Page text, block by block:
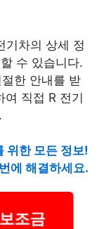
기차의 상세 정
수 있습니다.
한 안내를 받
여 직접 R 전기
위한 모든 정보!
에 해결하세요.
조금